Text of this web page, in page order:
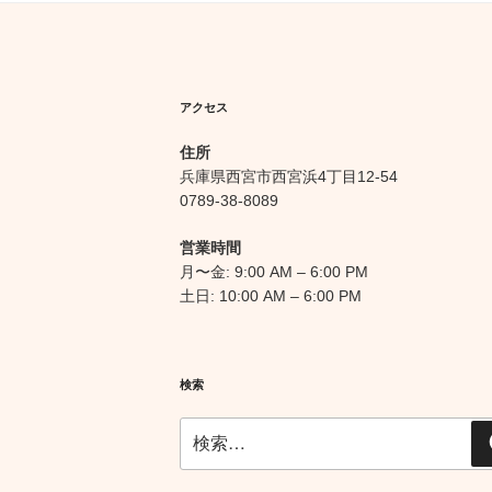
アクセス
住所
兵庫県西宮市西宮浜4丁目12-54
0789-38-8089
営業時間
月〜金: 9:00 AM – 6:00 PM
土日: 10:00 AM – 6:00 PM
検索
索: